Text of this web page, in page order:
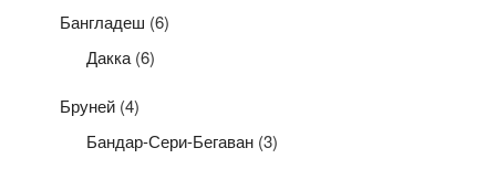
Бангладеш (6)
Дакка (6)
Бруней (4)
Бандар-Сери-Бегаван (3)